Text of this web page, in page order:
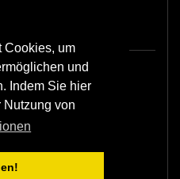
Cookies, um
und
Indem Sie hier
Nutzung von